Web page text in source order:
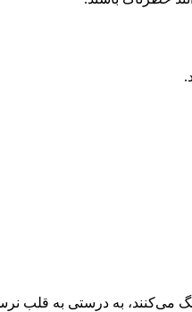
می‌کنند، به درستی به قلب